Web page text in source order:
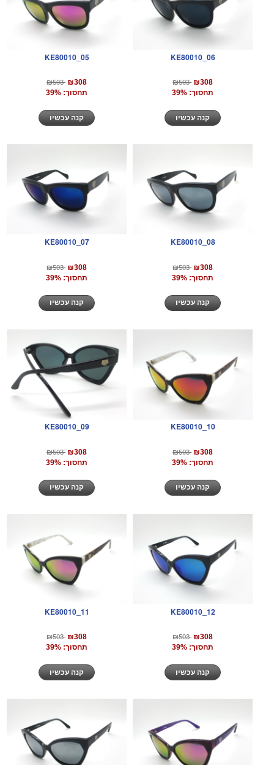
KE80010_05
₪503 ₪308
תחסוך: 39%
KE80010_06
₪503 ₪308
תחסוך: 39%
KE80010_07
₪503 ₪308
תחסוך: 39%
KE80010_08
₪503 ₪308
תחסוך: 39%
KE80010_09
₪503 ₪308
תחסוך: 39%
KE80010_10
₪503 ₪308
תחסוך: 39%
KE80010_11
₪503 ₪308
תחסוך: 39%
KE80010_12
₪503 ₪308
תחסוך: 39%